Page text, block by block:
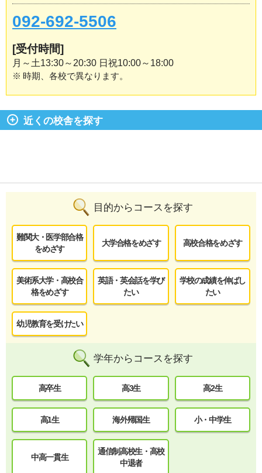
092-692-5506
[受付時間]
月～土13:30～20:30 日祝10:00～18:00
※ 時期、各校で異なります。
近くの校舎を探す
目的からコースを探す
難関大・医学部合格
をめざす
大学合格をめざす 高校合格をめざす
美術系大学・高校合
格をめざす
英語・英会話を学び
たい
学校の成績を伸ばし
たい
幼児教育を受けたい
学年からコースを探す
高卒生 高3生 高2生
高1生 海外帰国生 小・中学生
中高一貫生
通信制高校生・高校
中退者